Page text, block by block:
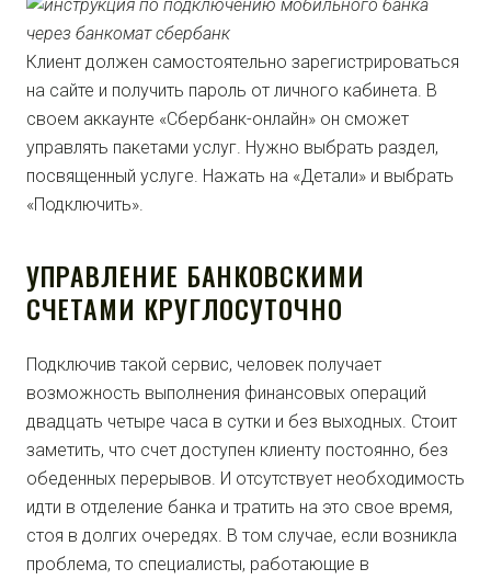
Клиент должен самостоятельно зарегистрироваться
на сайте и получить пароль от личного кабинета. В
своем аккаунте «Сбербанк-онлайн» он сможет
управлять пакетами услуг. Нужно выбрать раздел,
посвященный услуге. Нажать на «Детали» и выбрать
«Подключить».
УПРАВЛЕНИЕ БАНКОВСКИМИ
СЧЕТАМИ КРУГЛОСУТОЧНО
Подключив такой сервис, человек получает
возможность выполнения финансовых операций
двадцать четыре часа в сутки и без выходных. Стоит
заметить, что счет доступен клиенту постоянно, без
обеденных перерывов. И отсутствует необходимость
идти в отделение банка и тратить на это свое время,
стоя в долгих очередях. В том случае, если возникла
проблема, то специалисты, работающие в